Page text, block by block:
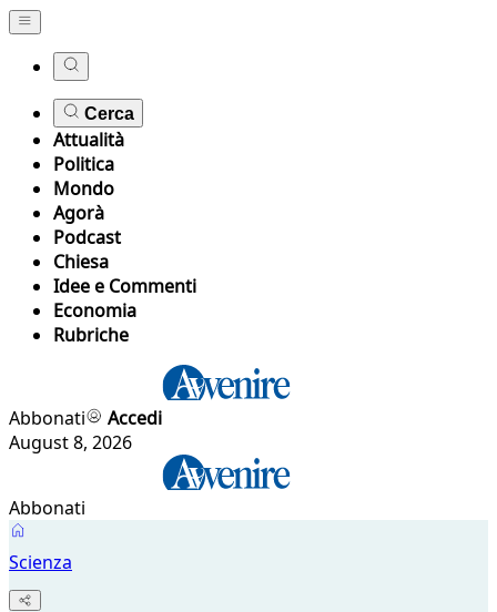
Cerca
Attualità
Politica
Mondo
Agorà
Podcast
Chiesa
Idee e Commenti
Economia
Rubriche
Abbonati
Accedi
August 8, 2026
Abbonati
Scienza